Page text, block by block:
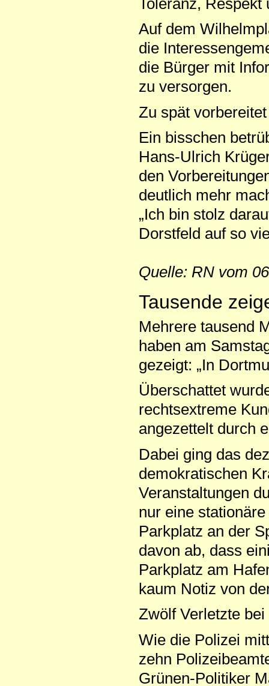
Auf dem
die
die Bürger mit
zu versorgen.
Zu spät vorbereitet
Ein bisschen
Hans-Ulrich
den
deutlich mehr
„Ich bin stolz
Dorstfeld auf so
Quelle: RN vom
Tausende
Mehrere tausend
haben am
gezeigt: „In
Überschattet
rechtsextreme
angezettelt durch
Dabei ging das
demokratischen
Veranstaltungen
nur eine
Parkplatz an der
davon ab, dass
Parkplatz am
kaum Notiz von
Zwölf Verletzte
Wie die Polizei
zehn
Grünen-Politiker